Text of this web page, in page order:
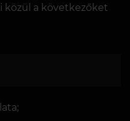
a következőket